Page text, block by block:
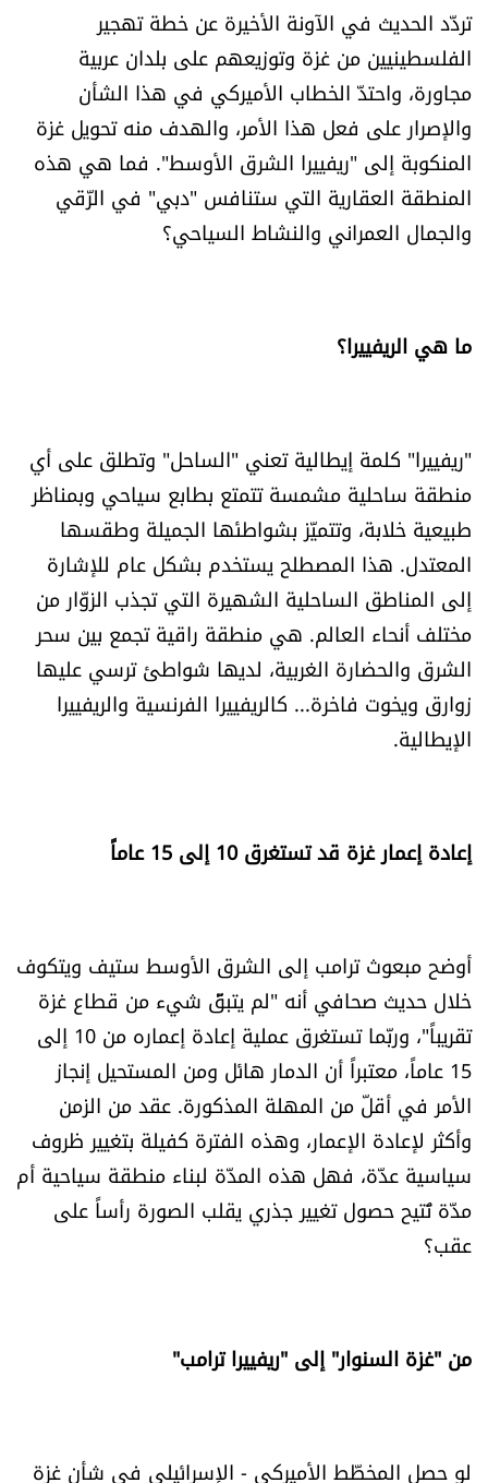
العالم
الصحافة الإسرائيلية
ثقافة وفنون
فصل من كتاب
كاميرا
صحّة وصحن
الرياضة
منوّعات
حظّك اليوم
للتاريخ
من نحن
شروط الاستخدام
شروط الإشتراك
Digital solutions by
تردّد الحديث في الآونة الأخيرة عن خطة تهجير
الفلسطينيين من غزة وتوزيعهم على بلدان عربية
مجاورة، واحتدّ الخطاب الأميركي في هذا الشأن
والإصرار على فعل هذا الأمر، والهدف منه تحويل غزة
المنكوبة إلى "ريفييرا الشرق الأوسط". فما هي هذه
المنطقة العقارية التي ستنافس "دبي" في الرّقي
والجمال العمراني والنشاط السياحي؟
ما هي الريفييرا؟
"ريفييرا" كلمة إيطالية تعني "الساحل" وتطلق على أي
منطقة ساحلية مشمسة تتمتع بطابع سياحي وبمناظر
طبيعية خلابة، وتتميّز بشواطئها الجميلة وطقسها
المعتدل. هذا المصطلح يستخدم بشكل عام للإشارة
إلى المناطق الساحلية الشهيرة التي تجذب الزوّار من
مختلف أنحاء العالم. هي منطقة راقية تجمع بين سحر
الشرق والحضارة الغربية، لديها شواطئ ترسي عليها
زوارق ويخوت فاخرة... كالريفييرا الفرنسية والريفييرا
الإيطالية.
إعادة إعمار غزة قد تستغرق 10 إلى 15 عاماً
أوضح مبعوث ترامب إلى الشرق الأوسط ستيف ويتكوف
خلال حديث صحافي أنه "لم يتبقَّ شيء من قطاع غزة
تقريباً"، وربّما تستغرق عملية إعادة إعماره من 10 إلى
15 عاماً، معتبراً أن الدمار هائل ومن المستحيل إنجاز
الأمر في أقلّ من المهلة المذكورة. عقد من الزمن
وأكثر لإعادة الإعمار، وهذه الفترة كفيلة بتغيير ظروف
سياسية عدّة، فهل هذه المدّة لبناء منطقة سياحية أم
مدّة تُتيح حصول تغيير جذري يقلب الصورة رأساً على
عقب؟
من "غزة السنوار" إلى "ريفييرا ترامب"
لو حصل المخطّط الأميركي - الإسرائيلي في شأن غزة